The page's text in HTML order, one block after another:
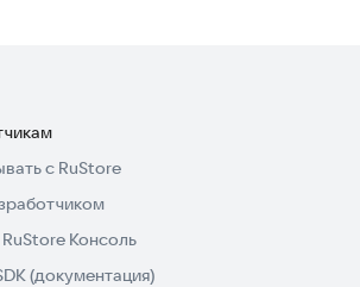
с RuStore
Консоль
(документация)